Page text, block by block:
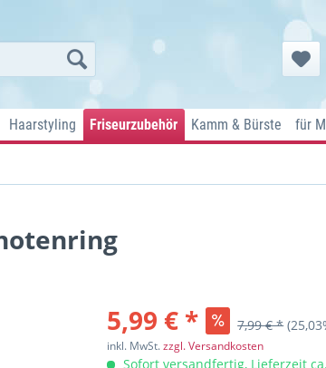
Haarstyling Friseurzubehör Kamm & Bürste für
5,99 € * 7,99 € *
inkl. MwSt.zzgl. Versandkosten
Sofort versandfertig, Lieferzeit